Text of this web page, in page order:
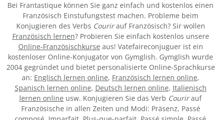
Bei Frantastique können Sie ganz einfach und kostenlos einen
Französisch Einstufungstest machen. Probleme beim
Konjugieren des Verbs Courirauf Französisch? Sir wollen
Französisch lernen? Probieren Sie einfach kostenlos unsere
Online-Französischkurse aus! Vatefaireconjuguer ist ein
kostenloser Online-Konjugator von Gymglish. Gymglish wurde
2004 gegründet und bietet personalisierte Online-Sprachkurse
an: Englisch lernen online, Französisch lernen online,
Spanisch lernen online, Deutsch lernen online, Italienisch
lernen online usw. Konjugieren Sie das Verb Courirauf
Französische in allen Zeiten und Modi: Präsenz, Passé